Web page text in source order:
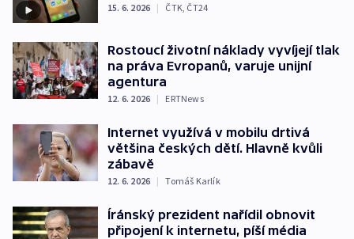
15. 6. 2026 | ČTK ČT24
Rostoucí životní náklady vyvíjejí tlak
na práva Evropanů, varuje unijní
agentura
12. 6. 2026 | ERTNews
Internet využívá v mobilu drtivá
většina českých dětí. Hlavně kvůli
zábavě
12. 6. 2026 | Tomáš Karlík
Íránský prezident nařídil obnovit
připojení k internetu, píší média